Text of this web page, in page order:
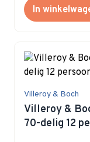
In
Villeroy & Boch
Villeroy &
70-delig 12